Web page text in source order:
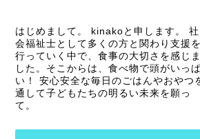
はじめまして。 kinakoと申します。 社
会福祉士として多くの方と関わり支援を
行っていく中で、食事の大切さを感じま
した。そこからは、食べ物で頭がいっぱ
い！ 安心安全な毎日のごはんやおやつ
通して子どもたちの明るい未来を願っ
て。